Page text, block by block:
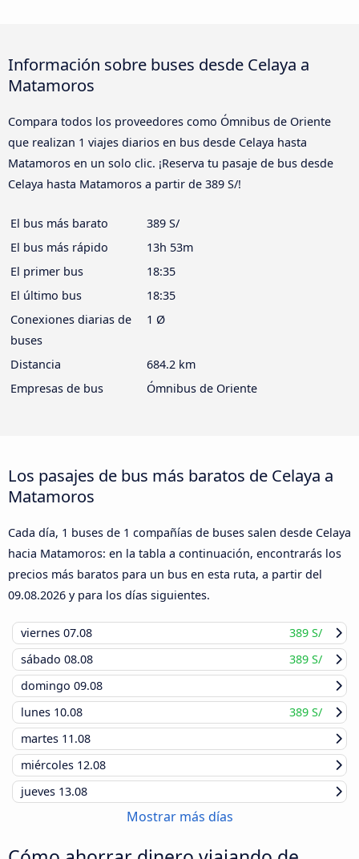
Información sobre buses desde Celaya a
Matamoros
Compara todos los proveedores como Ómnibus de Oriente
que realizan 1 viajes diarios en bus desde Celaya hasta
Matamoros en un solo clic. ¡Reserva tu pasaje de bus desde
Celaya hasta Matamoros a partir de 389 S/!
El bus más barato
389 S/
El bus más rápido
13h 53m
El primer bus
18:35
El último bus
18:35
Conexiones diarias de
buses
1 Ø
Distancia
684.2 km
Empresas de bus
Ómnibus de Oriente
Los pasajes de bus más baratos de Celaya a
Matamoros
Cada día, 1 buses de 1 compañías de buses salen desde Celaya
hacia Matamoros: en la tabla a continuación, encontrarás los
precios más baratos para un bus en esta ruta, a partir del
09.08.2026 y para los días siguientes.
viernes 07.08
389 S/
sábado 08.08
389 S/
domingo 09.08
lunes 10.08
389 S/
martes 11.08
miércoles 12.08
jueves 13.08
Mostrar más días